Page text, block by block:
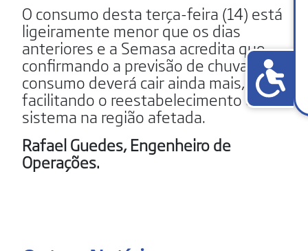
O consumo desta terça-feira (14) está
ligeiramente menor que os dias
anteriores e a Semasa acredita que,
confirmando a previsão de chuvas, o
consumo deverá cair ainda mais,
facilitando o reestabelecimento do
sistema na região afetada.
Rafael Guedes, Engenheiro de
Operações.